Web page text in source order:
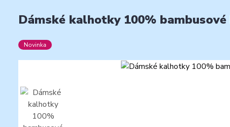
Dámské kalhotky 100%
Novinka